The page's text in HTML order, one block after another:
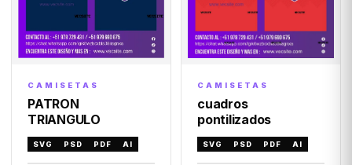
CAMISETAS
PATRON
TRIANGULO
SVG PSD PDF AI
CAMISETAS
cuadros
pontilizados
SVG PSD PDF AI